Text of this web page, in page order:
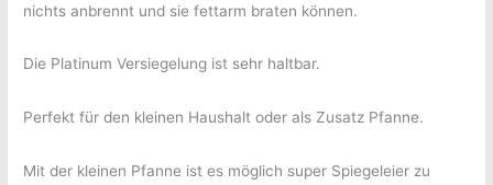
nichts anbrennt und sie fettarm braten können.
Die Platinum Versiegelung ist sehr haltbar.
Perfekt für den kleinen Haushalt oder als Zusatz Pfanne.
Mit der kleinen Pfanne ist es möglich super Spiegeleier zu